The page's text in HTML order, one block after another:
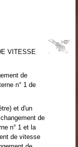
VITESSE
de
n° 1 de
et d'un
de
n° 1 et la
de vitesse